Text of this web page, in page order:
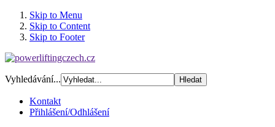
Skip to Menu
Skip to Content
Skip to Footer
Vyhledávání...
Kontakt
Přihlášení/Odhlášení